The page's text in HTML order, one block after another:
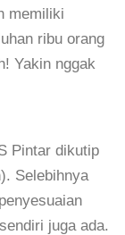
memiliki
ribu orang
Yakin nggak
Pintar dikutip
Selebihnya
juga ada.